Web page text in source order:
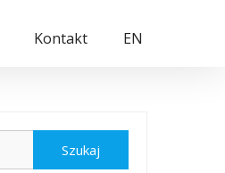
Kontakt EN